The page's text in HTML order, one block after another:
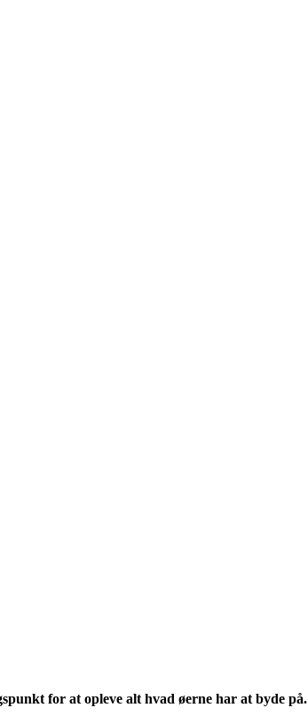
for at opleve alt hvad øerne har at byde på.